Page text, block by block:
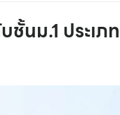
ชั้นม.1 ประเ